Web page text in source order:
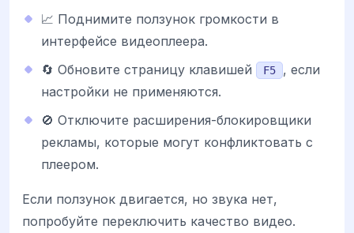
📈 Поднимите ползунок громкости в
интерфейсе видеоплеера.
🔄 Обновите страницу клавишей
F5
, если
настройки не применяются.
🚫 Отключите расширения-блокировщики
рекламы, которые могут конфликтовать с
плеером.
Если ползунок двигается, но звука нет,
попробуйте переключить качество видео.